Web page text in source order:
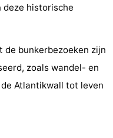
deze historische
de bunkerbezoeken zijn
zoals wandel- en
Atlantikwall tot leven